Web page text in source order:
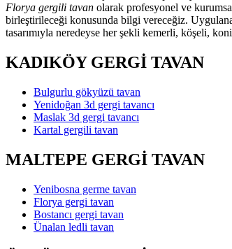
Florya gergili tavan olarak profesyonel ve
birleştirileceği konusunda bilgi vereceğiz.
tasarımıyla neredeyse her şekli kemerli, köşeli,
KADIKÖY GERGİ TAVAN
Bulgurlu gökyüzü tavan
Yenidoğan 3d gergi tavancı
Maslak 3d gergi tavancı
Kartal gergili tavan
MALTEPE GERGİ TAVAN
Yenibosna germe tavan
Florya gergi tavan
Bostancı gergi tavan
Ünalan ledli tavan